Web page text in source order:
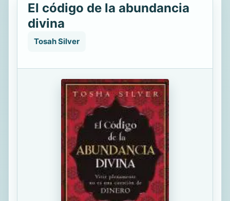
El código de la abundancia
divina
Tosah Silver